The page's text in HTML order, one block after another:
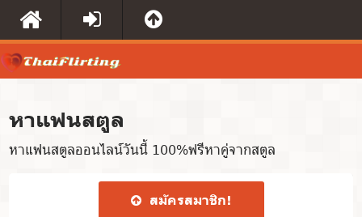
หาแฟนสตูล
หาแฟนสตูลออนไลน์วันนี้ 100%ฟรีหาคู่จากสตูล
สมัคร​สมาชิก​!